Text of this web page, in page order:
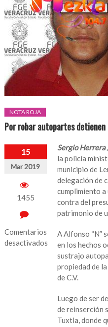
NOTA ROJA
Por robar autopartes detienen
15
Mar 2019
1455
Comentarios
desactivados
Sergio Herrera
la policía
municipio de
delegación de
cumplimiento a
contra del
patrimonio de
A Alfonso “N”
en los hechos
sustrajo
propiedad de
de C.V.
Luego de ser
de reinserción
Tuxtla, donde